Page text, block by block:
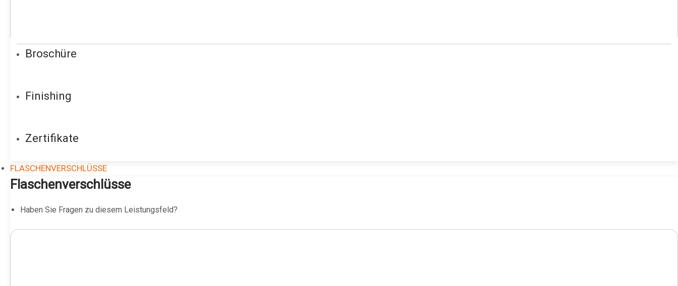
Broschüre
Finishing
Zertifikate
FLASCHENVERSCHLÜSSE
Flaschenverschlüsse
Haben Sie Fragen zu diesem Leistungsfeld?